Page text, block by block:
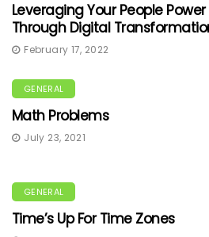
Leveraging Your People Power
Through Digital
February 17, 2022
GENERAL
Math Problems
July 23, 2021
GENERAL
Time’s Up For Time Zones